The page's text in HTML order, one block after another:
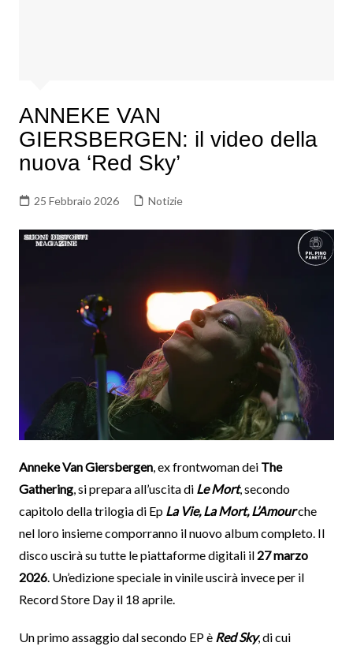
ANNEKE VAN
GIERSBERGEN: il video della
nuova ‘Red Sky’
25 Febbraio 2026 Notizie
Anneke Van Giersbergen, ex frontwoman dei The
Gathering, si prepara all’uscita di Le Mort, secondo
capitolo della trilogia di Ep La Vie, La Mort, L’Amourche
nel loro insieme comporranno il nuovo album completo. Il
disco uscirà su tutte le piattaforme digitali il 27 marzo
2026. Un’edizione speciale in vinile uscirà invece per il
Record Store Day il 18 aprile.
Un primo assaggio dal secondo EP è Red Sky, di cui